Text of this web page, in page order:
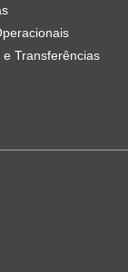
e Transferências